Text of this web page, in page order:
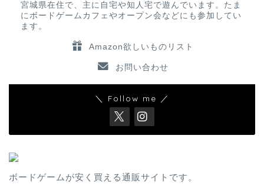
宮城県在住で、主に自宅や知人宅で遊んでいます。たま
にボードゲームカフェやオープン会などにも参加してい
ます。
Amazon欲しいものリスト
お問い合わせ
＼ Follow me ／
ボードゲームが安く買える通販サイトです。